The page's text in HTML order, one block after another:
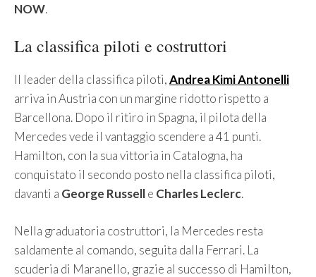
NOW.
La classifica piloti e costruttori
Il leader della classifica piloti,Andrea Kimi Antonelli
arriva in Austria con un margine ridotto rispetto a
Barcellona. Dopo il ritiro in Spagna, il pilota della
Mercedes vede il vantaggio scendere a 41 punti.
Hamilton, con la sua vittoria in Catalogna, ha
conquistato il secondo posto nella classifica piloti,
davanti a George Russelle Charles Leclerc.
Nella graduatoria costruttori, la Mercedes resta
saldamente al comando, seguita dalla Ferrari. La
scuderia di Maranello, grazie al successo di Hamilton,